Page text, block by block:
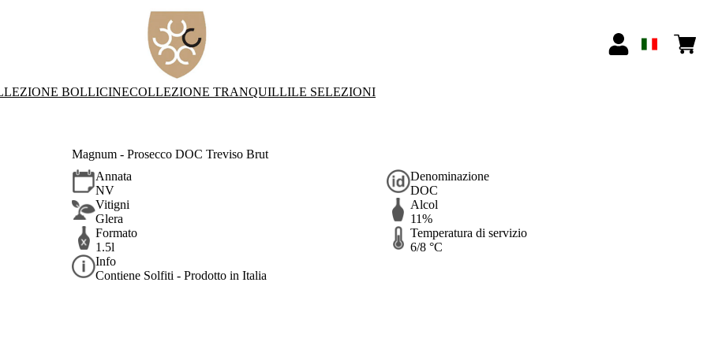
BOLLICINECOLLEZIONE TRANQUILLILE SELEZIONI
Magnum - Prosecco DOC Treviso Brut
Annata
NV
Denominazione
DOC
Vitigni
Glera
Alcol
11%
Formato
1.5l
Temperatura di servizio
6/8 °C
Info
Contiene Solfiti - Prodotto in Italia